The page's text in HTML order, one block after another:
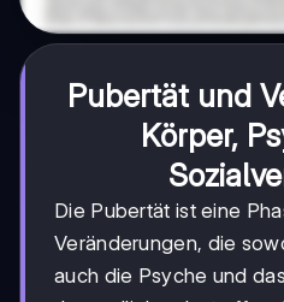
Pubertät und
Körper,
Die Pubertät ist eine
Veränderungen, die
auch die Psyche und